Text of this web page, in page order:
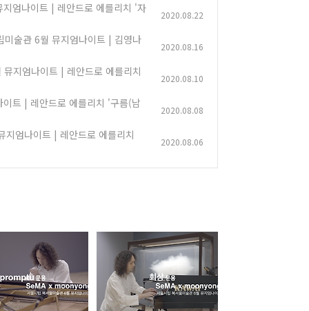
엄나이트 | 레안드로 에를리치 '자
2020.08.22
술관 6월 뮤지엄나이트 | 김영나
2020.08.16
엄나이트 | 레안드로 에를리치
2020.08.10
트 | 레안드로 에를리치 '구름(남
2020.08.08
엄나이트 | 레안드로 에를리치
2020.08.06